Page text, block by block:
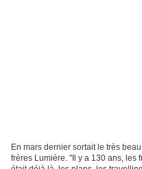
En mars dernier sortait le très
frères Lumière. "Il y a 130 ans, les